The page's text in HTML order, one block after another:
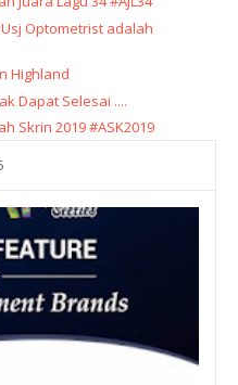
Optometrist adalah
Highland
Dapat Selesai ....
Skrin 2019 #ASK2019